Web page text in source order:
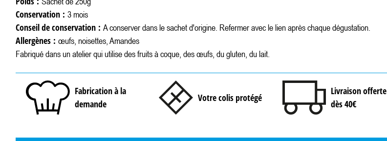
Conservation : 3 mois
Conseil de conservation : A conserver dans le sachet d'origine. Refermer avec le lien après chaque dégustation.
Allergènes : œufs, noisettes, Amandes
Fabriqué dans un atelier qui utilise des fruits à coque, des œufs, du gluten, du lait.
Fabrication à la
demande
Votre colis protégé
Livraison offerte
dès 40€